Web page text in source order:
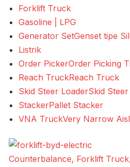
Forklift Truck
Gasoline | LPG
Generator SetGenset tipe
Listrik
Order PickerOrder Picking
Reach TruckReach Truck
Skid Steer LoaderSkid
StackerPallet Stacker
VNA TruckVery Narrow
Counterbalance, Forklift